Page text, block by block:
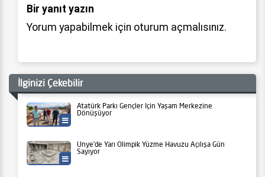
Bir yanıt yazın
Yorum yapabilmek için oturum açmalısınız.
İlginizi Çekebilir
Atatürk Parkı Gençler İçin Yaşam Merkezine
Dönüşüyor
Ünye’de Yarı Olimpik Yüzme Havuzu Açılışa Gün
Sayıyor